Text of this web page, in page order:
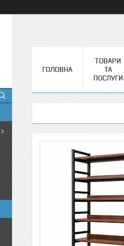
ГОЛОВНА
ТОВАРИ
ТА
ПОСЛУГИ